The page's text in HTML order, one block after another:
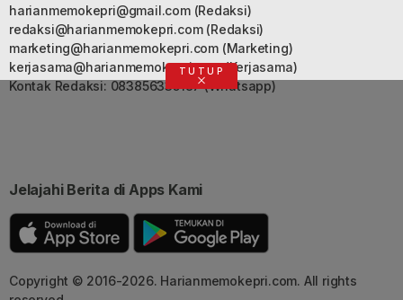
harianmemokepri@gmail.com(Redaksi)
redaksi@harianmemokepri.com(Redaksi)
marketing@harianmemokepri.com(Marketing)
kerjasama@harianmemokepri.com(Kerjasama)
Kontak Redaksi: 083856335187 (Whatsapp)
Jelajahi Berita di Apps Kami
Copyright © 2016-2026. Harianmemokepri.com. All rights
TUTUP